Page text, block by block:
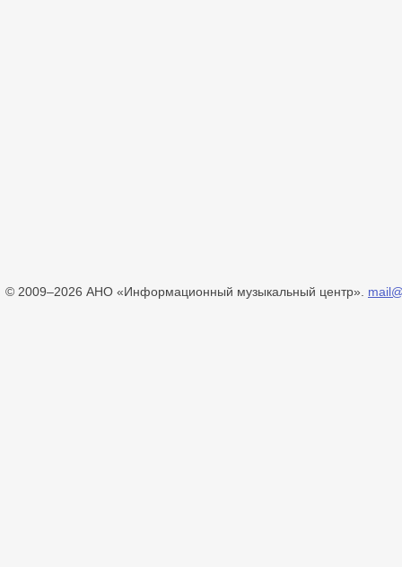
© 2009–2026 АНО «Информационный музыкальный центр».